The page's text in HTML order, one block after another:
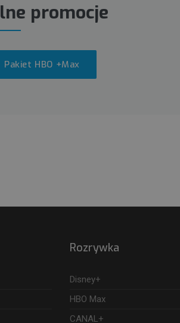
promocje
Pakiet HBO +Max
Rozrywka
Disney+
HBO Max
CANAL+